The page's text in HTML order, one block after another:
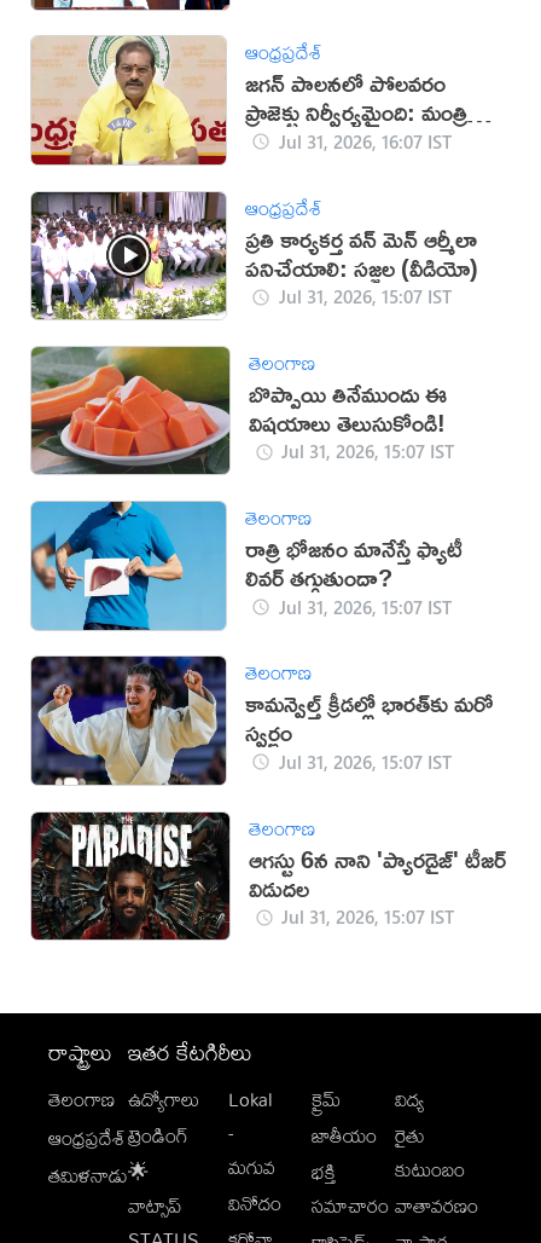
ఆంధ్రప్రదేశ్
జగన్‌ పాలనలో పోలవరం
ప్రాజెక్టు నిర్వీర్యమైంది: మంత్రి
నిమ్మలJul 31, 2026, 16:07 IST
ఆంధ్రప్రదేశ్
ప్రతి కార్యకర్త వన్ మెన్ ఆర్మీలా
పనిచేయాలి: సజ్జల (వీడియో)
Jul 31, 2026, 15:07 IST
తెలంగాణ
బొప్పాయి తినేముందు ఈ
విషయాలు తెలుసుకోండి!
Jul 31, 2026, 15:07 IST
తెలంగాణ
రాత్రి భోజనం మానేస్తే ఫ్యాటీ
లివర్ తగ్గుతుందా?
Jul 31, 2026, 15:07 IST
తెలంగాణ
కామన్వెల్త్ క్రీడల్లో భారత్‌కు మరో
స్వర్ణం
Jul 31, 2026, 15:07 IST
తెలంగాణ
ఆగస్టు 6న నాని 'ప్యారడైజ్' టీజర్
విడుదల
Jul 31, 2026, 15:07 IST
రాష్ట్రాలు
తెలంగాణ
ఆంధ్రప్రదేశ్
తమిళనాడు
ఇతర కేటగిరీలు
ఉద్యోగాలు
ట్రెండింగ్
🌟
వాట్సాప్
Lokal
-
మగువ
వినోదం
క్రైమ్
జాతీయం
భక్తి
సమాచారం
విద్య
రైతు
కుటుంబం
వాతావరణం